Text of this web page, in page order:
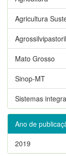
Agricultura
Agrossilvipastoril
Mato Grosso
Sinop-MT
Sistemas
Ano de
2019